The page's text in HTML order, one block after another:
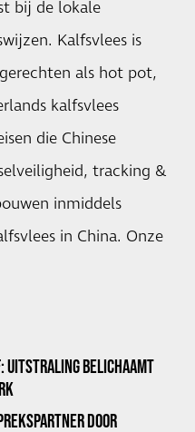
bij de lokale
Kalfsvlees is
als hot pot,
kalfsvlees
die Chinese
tracking &
inmiddels
in China. Onze
BELICHAAMT
DOOR